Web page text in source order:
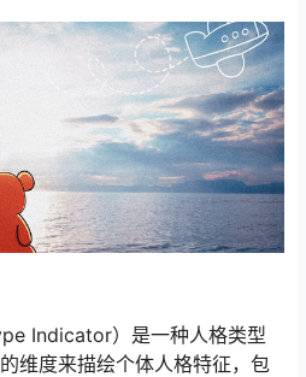
Indicator）是一种人格类型
维度来描绘个体人格特征，包